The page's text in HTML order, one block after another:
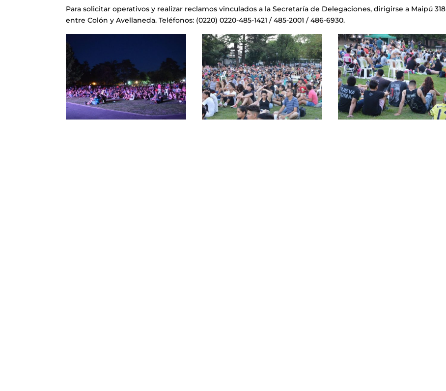
Para solicitar operativos y realizar reclamos vinculados a la Secretaría de Delegaciones, dirigirse a Maipú 318
entre Colón y Avellaneda. Teléfonos: (0220) 0220-485-1421 / 485-2001 / 486-6930.